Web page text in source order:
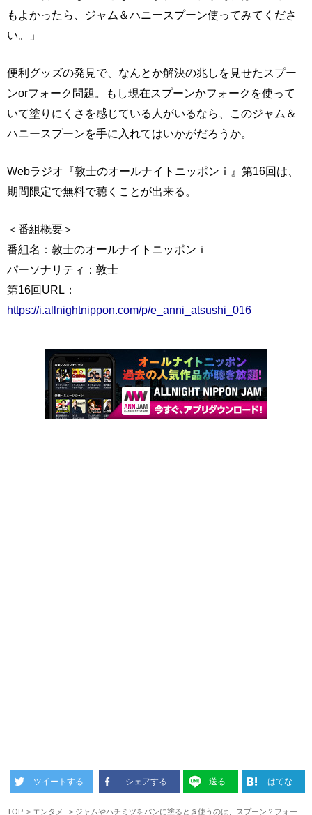
もよかったら、ジャム＆ハニースプーン使ってみてくださ
い。」
便利グッズの発見で、なんとか解決の兆しを見せたスプー
ンorフォーク問題。もし現在スプーンかフォークを使って
いて塗りにくさを感じている人がいるなら、このジャム＆
ハニースプーンを手に入れてはいかがだろうか。
Webラジオ『敦士のオールナイトニッポンｉ』第16回は、
期間限定で無料で聴くことが出来る。
＜番組概要＞
番組名：敦士のオールナイトニッポンｉ
パーソナリティ：敦士
第16回URL：
https://i.allnightnippon.com/p/e_anni_atsushi_016
ツイートする シェアする 送る はてな
TOP エンタメ ジャムやハチミツをパンに塗るとき使うのは、スプーン？フォー